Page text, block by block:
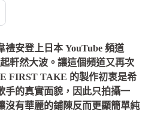
禮安登上日本 YouTube 頻道
軒然大波。讓這個頻道又再次
FIRST TAKE 的製作初衷是希
手的真實面貌，因此只拍攝一
沒有華麗的鋪陳反而更顯簡單純